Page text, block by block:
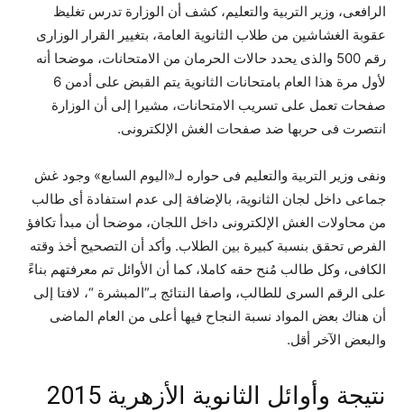
الرافعى، وزير التربية والتعليم، كشف أن الوزارة تدرس تغليظ
عقوبة الغشاشين من طلاب الثانوية العامة، بتغيير القرار الوزارى
رقم 500 والذى يحدد حالات الحرمان من الامتحانات، موضحا أنه
لأول مرة هذا العام بامتحانات الثانوية يتم القبض على أدمن 6
صفحات تعمل على تسريب الامتحانات، مشيرا إلى أن الوزارة
انتصرت فى حربها ضد صفحات الغش الإلكترونى.
ونفى وزير التربية والتعليم فى حواره لـ«اليوم السابع» وجود غش
جماعى داخل لجان الثانوية، بالإضافة إلى عدم استفادة أى طالب
من محاولات الغش الإلكترونى داخل اللجان، موضحا أن مبدأ تكافؤ
الفرص تحقق بنسبة كبيرة بين الطلاب. وأكد أن التصحيح أخذ وقته
الكافى، وكل طالب مُنح حقه كاملا، كما أن الأوائل تم معرفتهم بناءً
على الرقم السرى للطالب، واصفا النتائج بـ”المبشرة “، لافتا إلى
أن هناك بعض المواد نسبة النجاح فيها أعلى من العام الماضى
والبعض الآخر أقل.
نتيجة وأوائل الثانوية الأزهرية 2015